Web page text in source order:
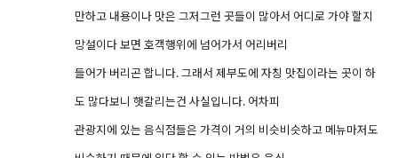
만하고 내용이나 맛은 그저그런 곳들이 많아서 어디로 가야 할지
망설이다 보면 호객행위에 넘어가서 어리버리
들어가 버리곤 합니다. 그래서 제부도에 자칭 맛집이라는 곳이 하
도 많다보니 햇갈리는건 사실입니다. 어차피
관광지에 있는 음식점들은 가격이 거의 비슷비슷하고 메뉴마저도